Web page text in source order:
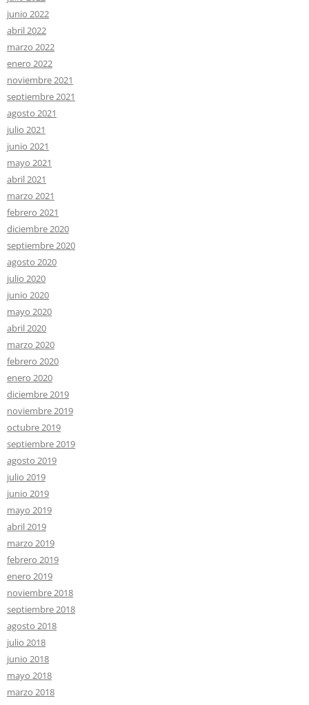
junio 2022
abril 2022
marzo 2022
enero 2022
noviembre 2021
septiembre 2021
agosto 2021
julio 2021
junio 2021
mayo 2021
abril 2021
marzo 2021
febrero 2021
diciembre 2020
septiembre 2020
agosto 2020
julio 2020
junio 2020
mayo 2020
abril 2020
marzo 2020
febrero 2020
enero 2020
diciembre 2019
noviembre 2019
octubre 2019
septiembre 2019
agosto 2019
julio 2019
junio 2019
mayo 2019
abril 2019
marzo 2019
febrero 2019
enero 2019
noviembre 2018
septiembre 2018
agosto 2018
julio 2018
junio 2018
mayo 2018
marzo 2018